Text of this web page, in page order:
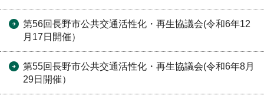
第56回長野市公共交通活性化・再生協議会(令和6年12
月17日開催）
第55回長野市公共交通活性化・再生協議会(令和6年8月
29日開催）